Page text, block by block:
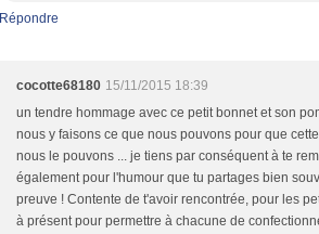
Répondre
cocotte68180 15/11/2015 18:39
un tendre hommage avec ce petit bonnet et son
nous y faisons ce que nous pouvons pour que
nous le pouvons ... je tiens par conséquent à te
également pour l'humour que tu partages bien
preuve ! Contente de t'avoir rencontrée, pour les
à présent pour permettre à chacune de